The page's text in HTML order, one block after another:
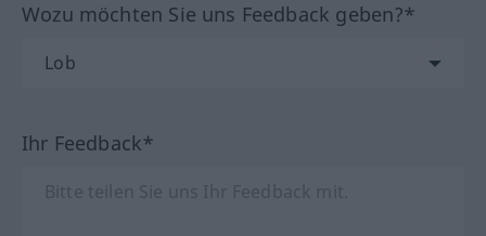
Wozu möchten Sie uns Feedback geben?*
Ihr Feedback*